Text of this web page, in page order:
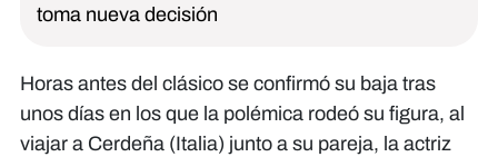
toma nueva decisión
Horas antes del clásico se confirmó su baja tras
unos días en los que la polémica rodeó su figura, al
viajar a Cerdeña (Italia) junto a su pareja, la actriz